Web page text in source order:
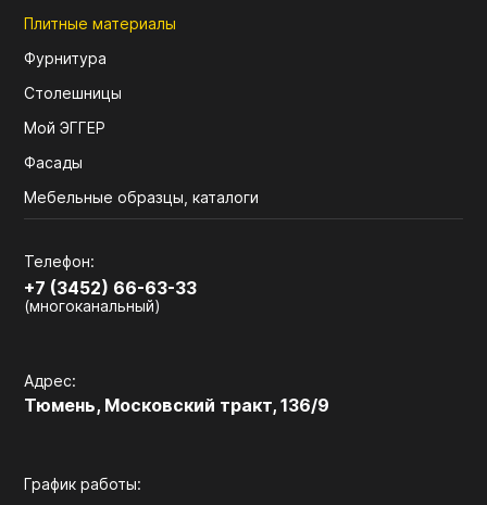
Плитные материалы
Фурнитура
Столешницы
Мой ЭГГЕР
Фасады
Мебельные образцы, каталоги
Телефон:
+7 (3452) 66-63-33
(многоканальный)
Адрес:
Тюмень, Московский тракт, 136/9
График работы: